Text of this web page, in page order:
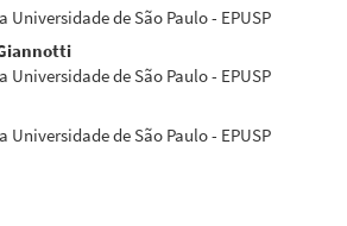
Universidade de São Paulo - EPUSP
Universidade de São Paulo - EPUSP
Universidade de São Paulo - EPUSP